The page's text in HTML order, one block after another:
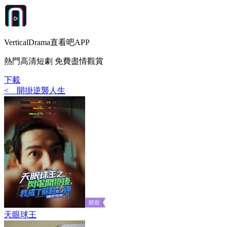
VerticalDrama直看吧APP
熱門高清短劇 免費盡情觀賞
下載
<
開掛逆襲人生
天眼球王